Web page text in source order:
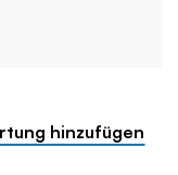
hinzufügen